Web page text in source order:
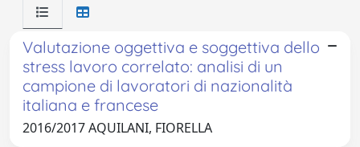
Valutazione oggettiva e soggettiva dello
stress lavoro correlato: analisi di un
campione di lavoratori di nazionalità
italiana e francese
2016/2017 AQUILANI, FIORELLA